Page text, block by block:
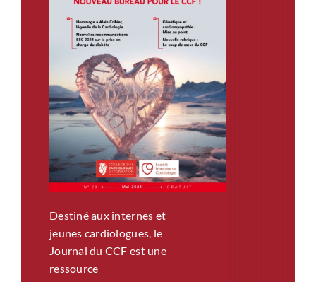
Destiné aux internes et
jeunes cardiologues, le
Journal du CCF est une
ressource